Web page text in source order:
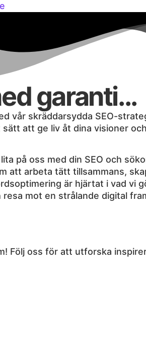
garanti...
vår skräddarsydda SEO-
att ge liv åt dina visioner
på oss med din SEO och
att arbeta tätt tillsammans,
är hjärtat i vad vi
mot en strålande digital
Följ oss för att utforska